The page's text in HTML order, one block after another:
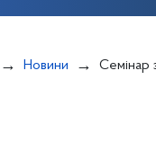
Новини Семінар